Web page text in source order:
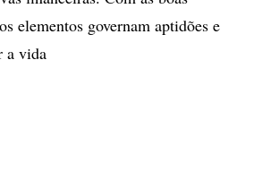
elementos governam aptidões e
a vida